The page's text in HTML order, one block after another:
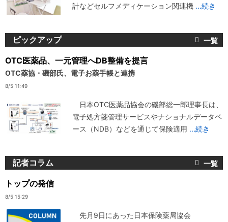
計などセルフメディケーション関連機 ...続き
ピックアップ
OTC医薬品、一元管理へDB整備を提言
OTC薬協・磯部氏、電子お薬手帳と連携
8/5 11:49
日本OTC医薬品協会の磯部総一郎理事長は、
電子処方箋管理サービスやナショナルデータベ
ース（NDB）などを通じて保険適用 ...続き
記者コラム
トップの発信
8/5 15:29
先月9日にあった日本保険薬局協会